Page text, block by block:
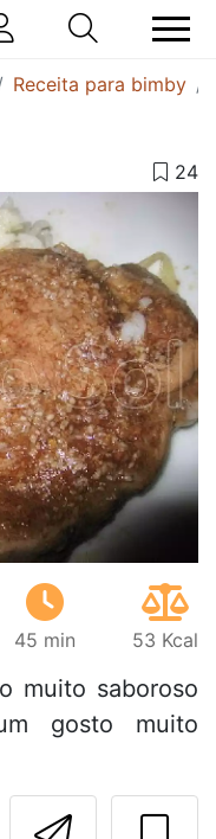
Receita para bimby
45 min 53 Kcal
muito saboroso
gosto muito